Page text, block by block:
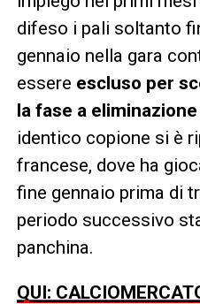
difeso i pali soltanto
gennaio nella gara
essere escluso per
la fase a
identico copione si è
francese, dove ha
fine gennaio prima di
periodo successivo
panchina.
QUI: